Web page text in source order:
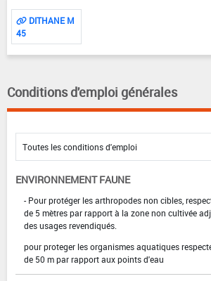
DITHANE M
45
Conditions d'emploi générales
ENVIRONNEMENT FAUNE
- Pour protéger les arthropodes non cibles,
de 5 mètres par rapport à la zone non cultivée
des usages revendiqués.
pour proteger les organismes aquatiques
de 50 m par rapport aux points d'eau